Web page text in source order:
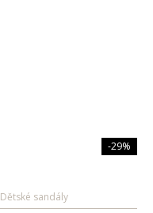
-29%
Dětské sandály